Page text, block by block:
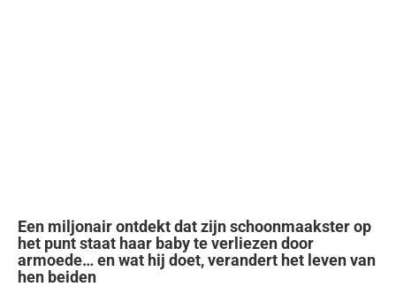
Een miljonair ontdekt dat zijn schoonmaakster op
het punt staat haar baby te verliezen door
armoede… en wat hij doet, verandert het leven van
hen beiden